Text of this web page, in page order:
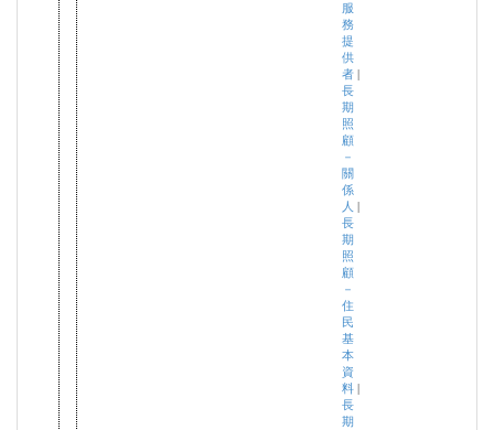
服
務
提
供
者|
長
期
照
顧
－
關
係
人
長
期
照
顧
－
住
民
基
本
資
料|
長
期